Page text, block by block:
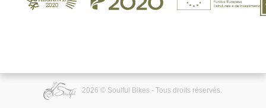
2026 © Soulful Bikes - Tous droits réservés.